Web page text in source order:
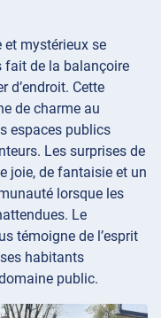
mystérieux se
fait de la balançoire
d’endroit. Cette
de charme au
espaces publics
Les surprises de
joie, de fantaisie et un
lorsque les
Le
témoigne de l’esprit
habitants
public.